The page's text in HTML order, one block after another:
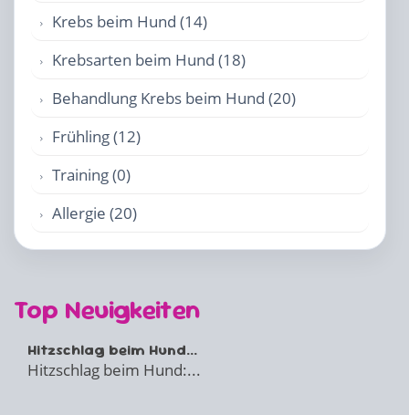
Krebs beim Hund (14)
Krebsarten beim Hund (18)
Behandlung Krebs beim Hund (20)
Frühling (12)
Training (0)
Allergie (20)
Top Neuigkeiten
Hitzschlag beim Hund...
Hitzschlag beim Hund:...